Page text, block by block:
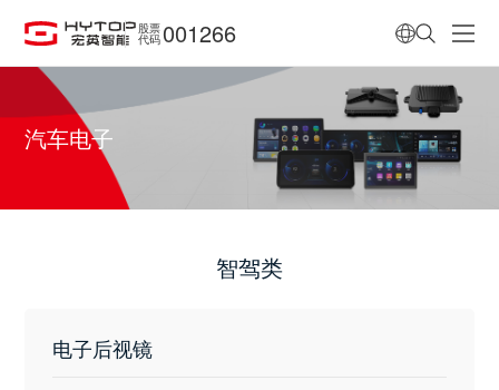
股票
代码 001266
汽车电子
智驾类
电子后视镜